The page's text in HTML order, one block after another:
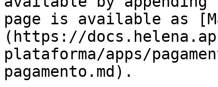
page is available as
(https://
plataforma/apps/
pagamento.md).